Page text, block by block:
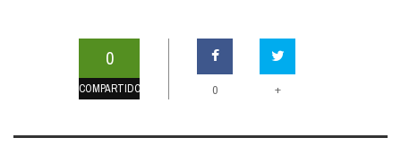
0
COMPARTIDOS 0 +